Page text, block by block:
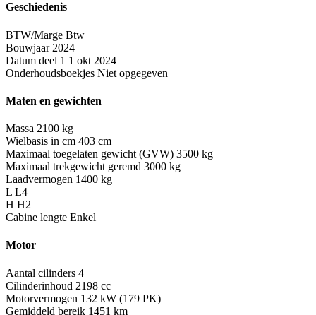
Geschiedenis
BTW/Marge Btw
Bouwjaar 2024
Datum deel 1 1 okt 2024
Onderhoudsboekjes Niet opgegeven
Maten en gewichten
Massa 2100 kg
Wielbasis in cm 403 cm
Maximaal toegelaten gewicht (GVW) 3500 kg
Maximaal trekgewicht geremd 3000 kg
Laadvermogen 1400 kg
L L4
H H2
Cabine lengte Enkel
Motor
Aantal cilinders 4
Cilinderinhoud 2198 cc
Motorvermogen 132 kW (179 PK)
Gemiddeld bereik 1451 km